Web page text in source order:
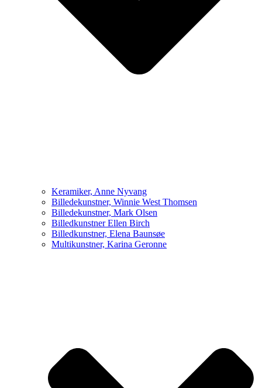
Keramiker, Anne Nyvang
Billedekunstner, Winnie West Thomsen
Billedekunstner, Mark Olsen
Billedkunstner Ellen Birch
Billedkunstner, Elena Baunsøe
Multikunstner, Karina Geronne